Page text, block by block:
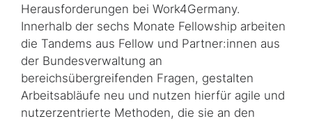
Herausforderungen bei Work4Germany.
Innerhalb der sechs Monate Fellowship arbeiten
die Tandems aus Fellow und Partner:innen aus
der Bundesverwaltung an
bereichsübergreifenden Fragen, gestalten
Arbeitsabläufe neu und nutzen hierfür agile und
nutzerzentrierte Methoden, die sie an den